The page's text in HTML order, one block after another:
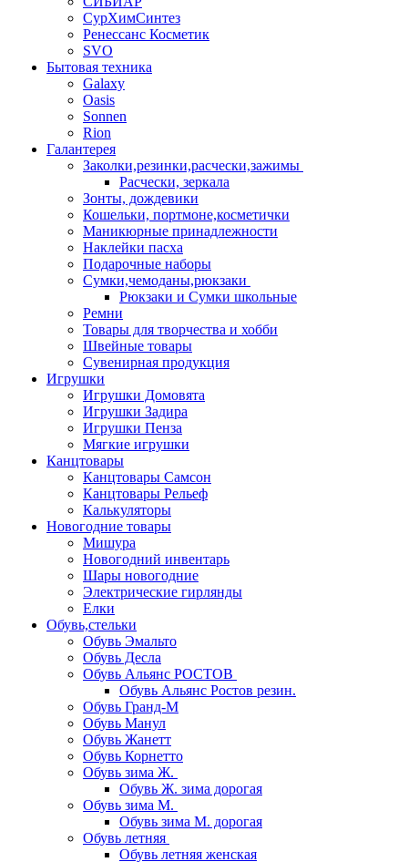
СурХимСинтез
Ренессанс Косметик
SVO
Бытовая техника
Galaxy
Oasis
Sonnen
Rion
Галантерея
Заколки,резинки,расчески,зажимы
Расчески, зеркала
Зонты, дождевики
Кошельки, портмоне,косметички
Маникюрные принадлежности
Наклейки пасха
Подарочные наборы
Сумки,чемоданы,рюкзаки
Рюкзаки и Сумки школьные
Ремни
Товары для творчества и хобби
Швейные товары
Сувенирная продукция
Игрушки
Игрушки Домовята
Игрушки Задира
Игрушки Пенза
Мягкие игрушки
Канцтовары
Канцтовары Самсон
Канцтовары Рельеф
Калькуляторы
Новогодние товары
Мишура
Новогодний инвентарь
Шары новогодние
Электрические гирлянды
Елки
Обувь,стельки
Обувь Эмальто
Обувь Десла
Обувь Альянс РОСТОВ
Обувь Альянс Ростов резин.
Обувь Гранд-М
Обувь Манул
Обувь Жанетт
Обувь Корнетто
Обувь зима Ж.
Обувь Ж. зима дорогая
Обувь зима М.
Обувь зима М. дорогая
Обувь летняя
Обувь летняя женская